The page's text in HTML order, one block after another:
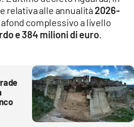
relativa alle annualità 2026-
complessivo a livello
e 384 milioni di euro.